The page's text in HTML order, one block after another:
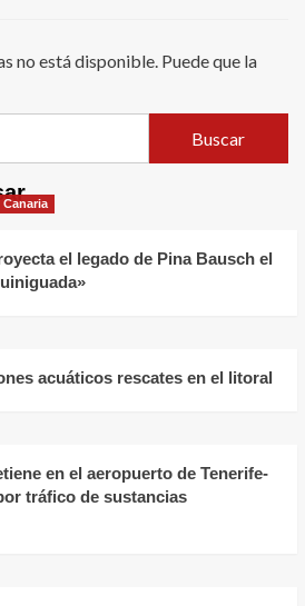
no está disponible. Puede que la
Canaria
el legado de Pina Bausch el
acuáticos rescates en el litoral
en el aeropuerto de Tenerife-
tráfico de sustancias